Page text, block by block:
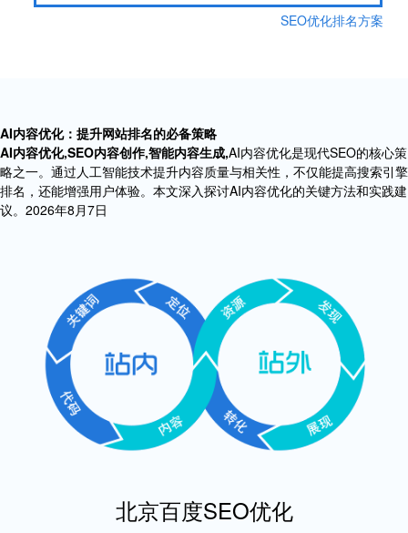
SEO优化排名方案
AI内容优化：提升网站排名的必备策略
AI内容优化,SEO内容创作,智能内容生成,AI内容优化是现代SEO的核心策
略之一。通过人工智能技术提升内容质量与相关性，不仅能提高搜索引擎
排名，还能增强用户体验。本文深入探讨AI内容优化的关键方法和实践建
议。2026年8月7日
北京百度SEO优化